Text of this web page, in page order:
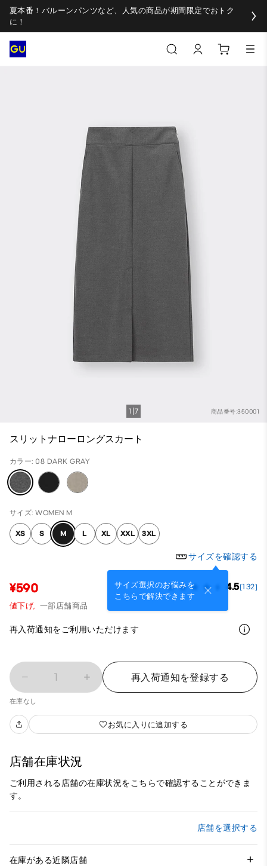
夏本番！バルーンパンツなど、人気の商品が期間限定でおトク
に！
商品番号:350001
1 7
スリットナローロングスカート
カラー: 08 DARK GRAY
サイズ: WOMEN M
XS S M L XL XXL 3XL
サイズを確認する
サイズ選択のお悩みを
こちらで解決できます
¥590 4.5(132)
値下げ, 一部店舗商品
再入荷通知をご利用いただけます
1 再入荷通知を登録する
在庫なし
お気に入りに追加する
店舗在庫状況
ご利用される店舗の在庫状況をこちらで確認することができま
す。
店舗を選択する
在庫がある近隣店舗